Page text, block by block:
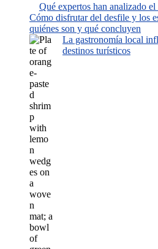
Qué expertos han analizado
Cómo disfrutar del desfile y los
quiénes son y qué concluyen
La gastronomía local
destinos turísticos